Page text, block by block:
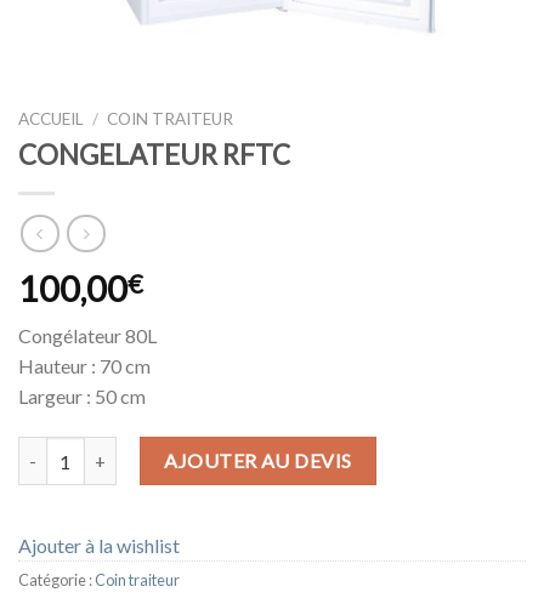
ACCUEIL / COIN TRAITEUR
CONGELATEUR RFTC
100,00€
Congélateur 80L
Hauteur : 70 cm
Largeur : 50 cm
quantité de CONGELATEUR RFTC
AJOUTER AU DEVIS
Ajouter à la wishlist
Catégorie :Coin traiteur